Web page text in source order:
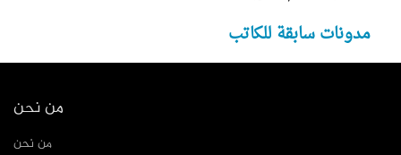
مدونات سابقة للكاتب
من نحن
من نحن